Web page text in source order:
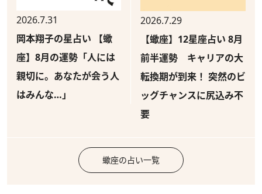
2026.7.31
岡本翔子の星占い 【蠍
座】8月の運勢「人には
親切に。あなたが会う人
はみんな…」
2026.7.29
【蠍座】12星座占い 8月
前半運勢 キャリアの大
転換期が到来！ 突然のビ
ッグチャンスに尻込み不
要
蠍座の占い一覧